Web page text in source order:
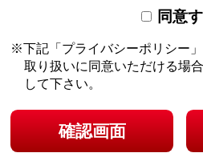
同意
下記「プライバシーポリシー
取り扱いに同意いただける場
して下さい。
確認画面